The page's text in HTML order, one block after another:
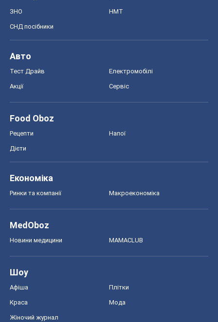
ЗНО НМТ
СНД посібники
Авто
Тест Драйв Електромобілі
Акції Сервіс
Food Oboz
Рецепти Напої
Дієти
Економіка
Ринки та компанії Макроекономіка
MedOboz
Новини медицини MAMACLUB
Шоу
Афіша Плітки
Краса Мода
Жіночий журнал